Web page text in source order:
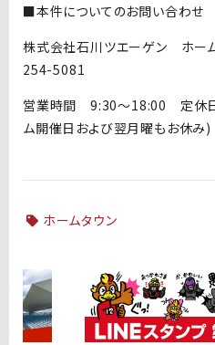
■本件についてのお問い合わせ
株式会社石川ツエーゲン ホ
254-5081
営業時間 9:30～18:00 定休
ム開催日および翌月曜もお休み)
ホームタウン